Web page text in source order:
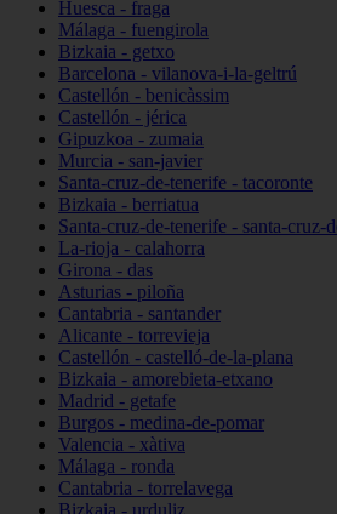
Huesca - fraga
Málaga - fuengirola
Bizkaia - getxo
Barcelona - vilanova-i-la-geltrú
Castellón - benicàssim
Castellón - jérica
Gipuzkoa - zumaia
Murcia - san-javier
Santa-cruz-de-tenerife - tacoronte
Bizkaia - berriatua
Santa-cruz-de-tenerife - santa-cruz-
La-rioja - calahorra
Girona - das
Asturias - piloña
Cantabria - santander
Alicante - torrevieja
Castellón - castelló-de-la-plana
Bizkaia - amorebieta-etxano
Madrid - getafe
Burgos - medina-de-pomar
Valencia - xàtiva
Málaga - ronda
Cantabria - torrelavega
Bizkaia - urduliz